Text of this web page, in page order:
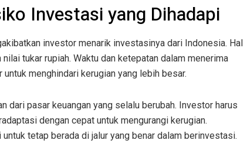
Investasi yang Dihadapi
investor menarik investasinya dari Indonesia. Hal
tukar rupiah. Waktu dan ketepatan dalam menerima
menghindari kerugian yang lebih besar.
dari pasar keuangan yang selalu berubah. Investor harus
dengan cepat untuk mengurangi kerugian.
tetap berada di jalur yang benar dalam berinvestasi.